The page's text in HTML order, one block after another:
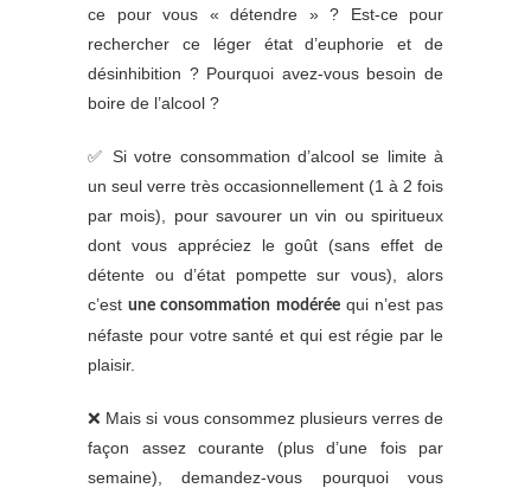
ce pour vous « détendre » ? Est-ce pour
rechercher ce léger état d’euphorie et de
désinhibition ? Pourquoi avez-vous besoin de
boire de l’alcool ?
✅ Si votre consommation d’alcool se limite à
un seul verre très occasionnellement (1 à 2 fois
par mois), pour savourer un vin ou spiritueux
dont vous appréciez le goût (sans effet de
détente ou d’état pompette sur vous), alors
c’estune consommation modéréequi n’est pas
néfaste pour votre santé et qui est régie par le
plaisir.
❌ Mais si vous consommez plusieurs verres de
façon assez courante (plus d’une fois par
semaine), demandez-vous pourquoi vous